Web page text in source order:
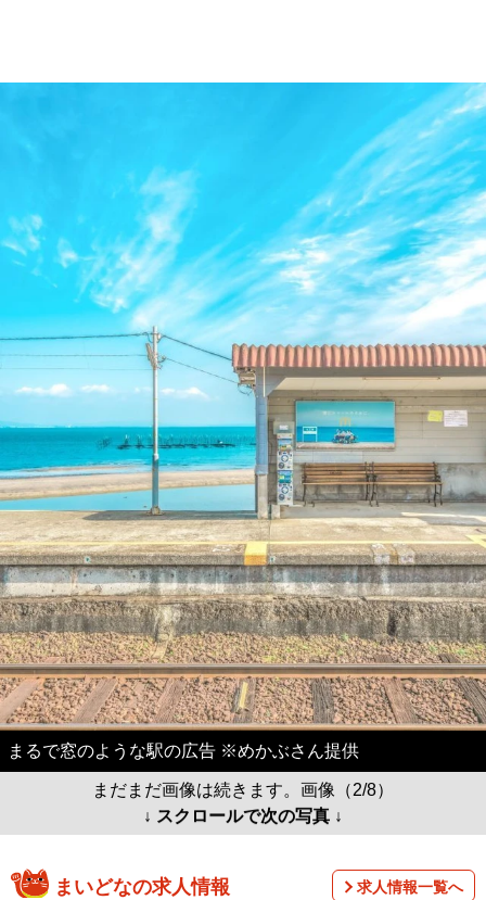
まるで窓のような駅の広告 ※めかぶさん提供
まだまだ画像は続きます。画像（2/8）
↓ スクロールで次の写真 ↓
まいどなの求人情報 求人情報一覧へ